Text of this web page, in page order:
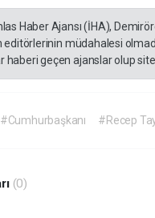
Haber Ajansı (İHA),
müdahalesi
haberi geçen ajanslar olup
#Cumhurbaşkanı #Recep
(0)